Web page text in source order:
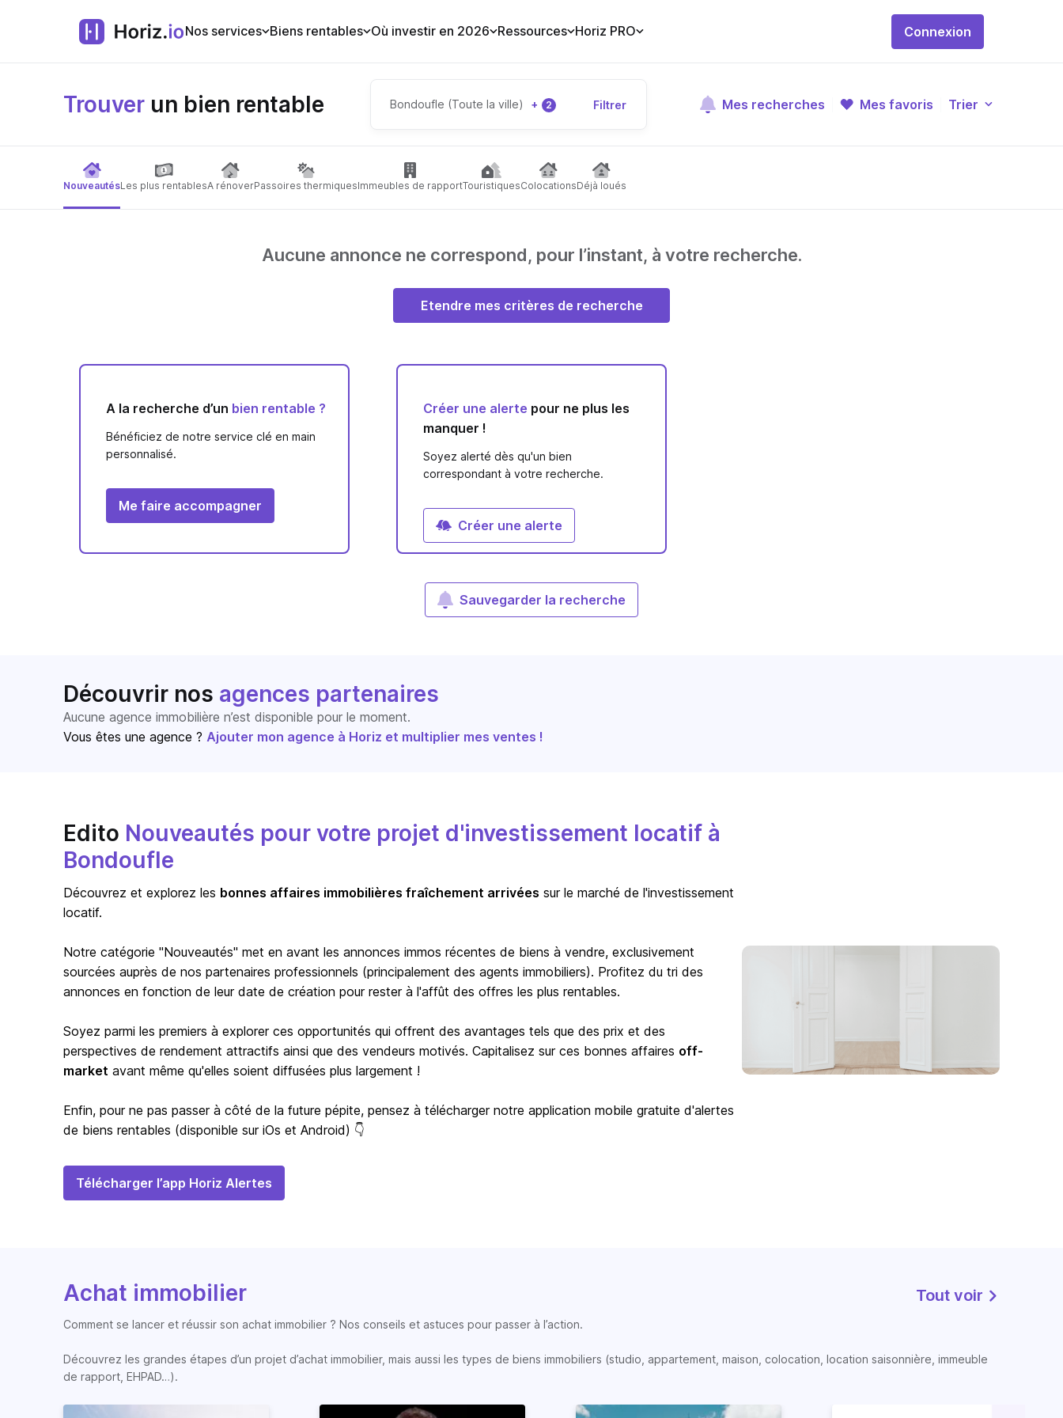
Nos services Biens rentables Où investir en 2026 Ressources Horiz PRO Connexion
Trouver un bien rentable Bondoufle (Toute la ville) + 2 Filtrer Mes recherches Mes favoris Trier
NouveautésLes plus rentablesA rénoverPassoires thermiquesImmeubles de rapportTouristiquesColocationsDéjà loués
Aucune annonce ne correspond, pour l’instant, à votre recherche.
Etendre mes critères de recherche
A la recherche d’un bien rentable ?
Bénéficiez de notre service clé en main
personnalisé.
Me faire accompagner
Créer une alerte pour ne plus les
manquer !
Soyez alerté dès qu'un bien
correspondant à votre recherche.
Créer une alerte
Sauvegarder la recherche
Découvrir nos agences partenaires
Aucune agence immobilière n’est disponible pour le moment.
Vous êtes une agence ? Ajouter mon agence à Horiz et multiplier mes ventes !
Edito Nouveautés pour votre projet d'investissement locatif à
Bondoufle
Découvrez et explorez les bonnes affaires immobilières fraîchement arrivées sur le marché de l'investissement
locatif.
Notre catégorie "Nouveautés" met en avant les annonces immos récentes de biens à vendre, exclusivement
sourcées auprès de nos partenaires professionnels (principalement des agents immobiliers). Profitez du tri des
annonces en fonction de leur date de création pour rester à l'affût des offres les plus rentables.
Soyez parmi les premiers à explorer ces opportunités qui offrent des avantages tels que des prix et des
perspectives de rendement attractifs ainsi que des vendeurs motivés. Capitalisez sur ces bonnes affaires off-
market avant même qu'elles soient diffusées plus largement !
Enfin, pour ne pas passer à côté de la future pépite, pensez à télécharger notre application mobile gratuite d'alertes
de biens rentables (disponible sur iOs et Android) 👇
Télécharger l’app Horiz Alertes
Achat immobilier Tout voir
Comment se lancer et réussir son achat immobilier ? Nos conseils et astuces pour passer à l’action.
Découvrez les grandes étapes d’un projet d’achat immobilier, mais aussi les types de biens immobiliers (studio, appartement, maison, colocation, location saisonnière, immeuble
de rapport, EHPAD…).